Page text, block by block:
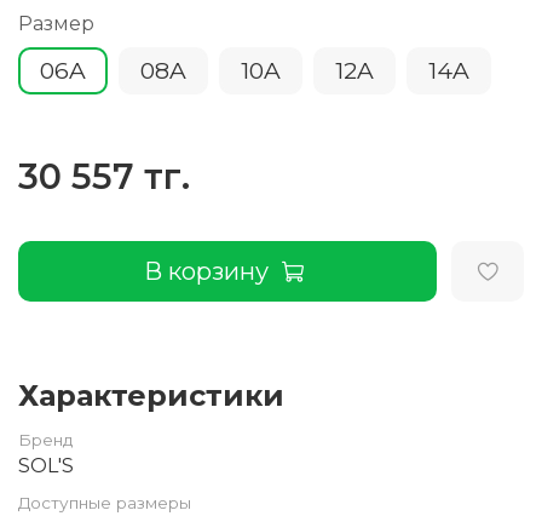
Размер
06A 08A 10A 12A 14A
30 557 тг.
В корзину
Характеристики
Бренд
SOL'S
Доступные размеры